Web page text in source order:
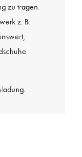
zu tragen.
z. B.